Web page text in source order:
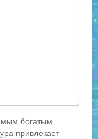
богатым
привлекает